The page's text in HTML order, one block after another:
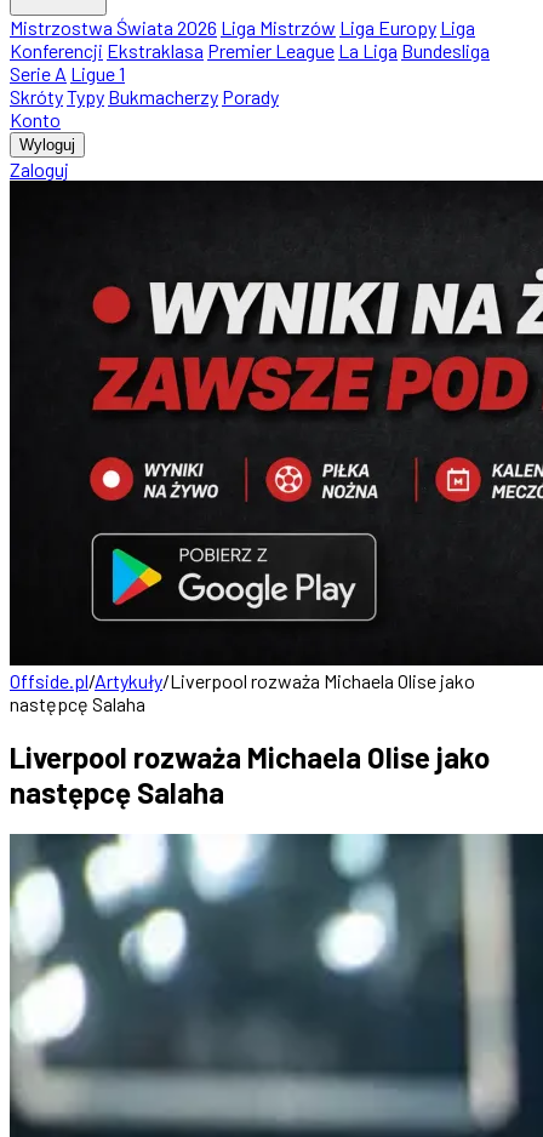
Mistrzostwa Świata 2026 Liga Mistrzów Liga Europy Liga
Konferencji Ekstraklasa Premier League La Liga Bundesliga
Serie A Ligue 1
SkrótyTypy Bukmacherzy Porady
Konto
Wyloguj
Zaloguj
Offside.pl/Artykuły/Liverpool rozważa Michaela Olise jako
następcę Salaha
Liverpool rozważa Michaela Olise jako
następcę Salaha